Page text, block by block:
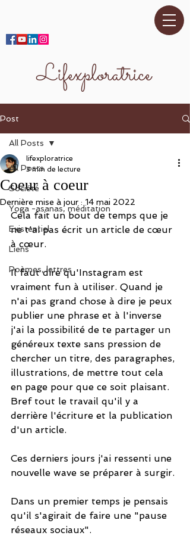
Lifexploratrice
Post
All Posts
Société
Yoga -asanas, méditation
Existentiel
Liens
Poèmes, lettres
All Posts
Coeur à coeur
lifexploratrice
3 min de lecture
Dernière mise à jour : 14 mai 2022
Cela fait un bout de temps que je
ne t'ai pas écrit un article de cœur
à cœur.
Il faut dire qu'Instagram est
vraiment fun à utiliser. Quand je
n'ai pas grand chose à dire je peux
publier une phrase et à l'inverse
j'ai la possibilité de te partager un
généreux texte sans pression de
chercher un titre, des paragraphes,
illustrations, de mettre tout cela
en page pour que ce soit plaisant.
Bref tout le travail qu'il y a
derrière l'écriture et la publication
d'un article.
Ces derniers jours j'ai ressenti une
nouvelle wave se préparer à surgir.
Dans un premier temps je pensais
qu'il s'agirait de faire une "pause
réseaux sociaux".